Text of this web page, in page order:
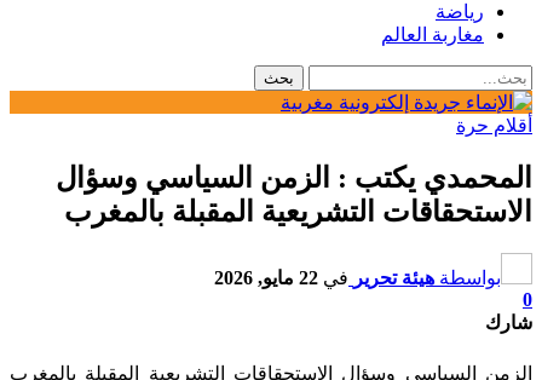
رياضة
مغاربة العالم
أقلام حرة
المحمدي يكتب : الزمن السياسي وسؤال
الاستحقاقات التشريعية المقبلة بالمغرب
بواسطة هيئة تحرير في 22 مايو, 2026
0
شارك
الزمن السياسي وسؤال الاستحقاقات التشريعية المقبلة بالمغرب